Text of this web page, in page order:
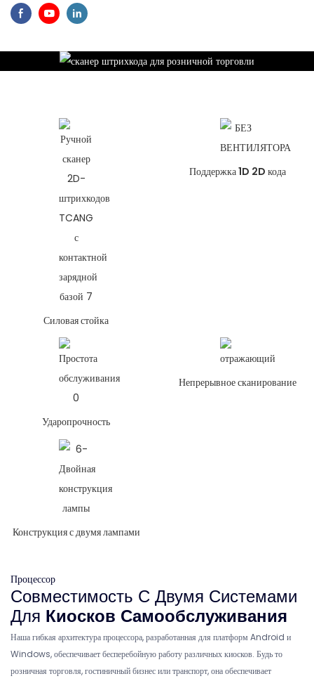
Силовая стойка
Поддержка 1D 2D кода
Ударопрочность
Непрерывное сканирование
Конструкция с двумя лампами
Процессор
Совместимость С Двумя Системами
Для Киосков Самообслуживания
Наша гибкая архитектура процессора, разработанная для платформ Android и
Windows, обеспечивает бесперебойную работу различных киосков. Будь то
розничная торговля, гостиничный бизнес или транспорт, она обеспечивает